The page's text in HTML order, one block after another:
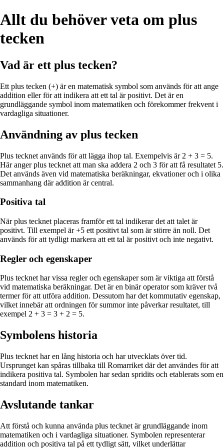
Allt du behöver veta om plus
tecken
Vad är ett plus tecken?
Ett plus tecken (+) är en matematisk symbol som används för att ange
addition eller för att indikera att ett tal är positivt. Det är en
grundläggande symbol inom matematiken och förekommer frekvent i
vardagliga situationer.
Användning av plus tecken
Plus tecknet används för att lägga ihop tal. Exempelvis är 2 + 3 = 5.
Här anger plus tecknet att man ska addera 2 och 3 för att få resultatet 5.
Det används även vid matematiska beräkningar, ekvationer och i olika
sammanhang där addition är central.
Positiva tal
När plus tecknet placeras framför ett tal indikerar det att talet är
positivt. Till exempel är +5 ett positivt tal som är större än noll. Det
används för att tydligt markera att ett tal är positivt och inte negativt.
Regler och egenskaper
Plus tecknet har vissa regler och egenskaper som är viktiga att förstå
vid matematiska beräkningar. Det är en binär operator som kräver två
termer för att utföra addition. Dessutom har det kommutativ egenskap,
vilket innebär att ordningen för summor inte påverkar resultatet, till
exempel 2 + 3 = 3 + 2 = 5.
Symbolens historia
Plus tecknet har en lång historia och har utvecklats över tid.
Ursprunget kan spåras tillbaka till Romarriket där det användes för att
indikera positiva tal. Symbolen har sedan spridits och etablerats som en
standard inom matematiken.
Avslutande tankar
Att förstå och kunna använda plus tecknet är grundläggande inom
matematiken och i vardagliga situationer. Symbolen representerar
addition och positiva tal på ett tydligt sätt, vilket underlättar